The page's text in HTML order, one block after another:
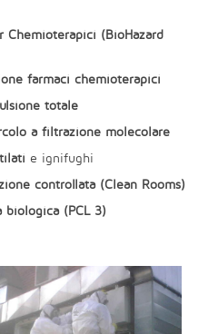
Chemioterapici (BioHazard
farmaci chemioterapici
totale
a filtrazione molecolare
e ignifughi
controllata (Clean Rooms)
biologica (PCL 3)